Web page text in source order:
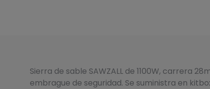
Sierra de sable SAWZALL de 1100W, carrera
embrague de seguridad. Se suministra en